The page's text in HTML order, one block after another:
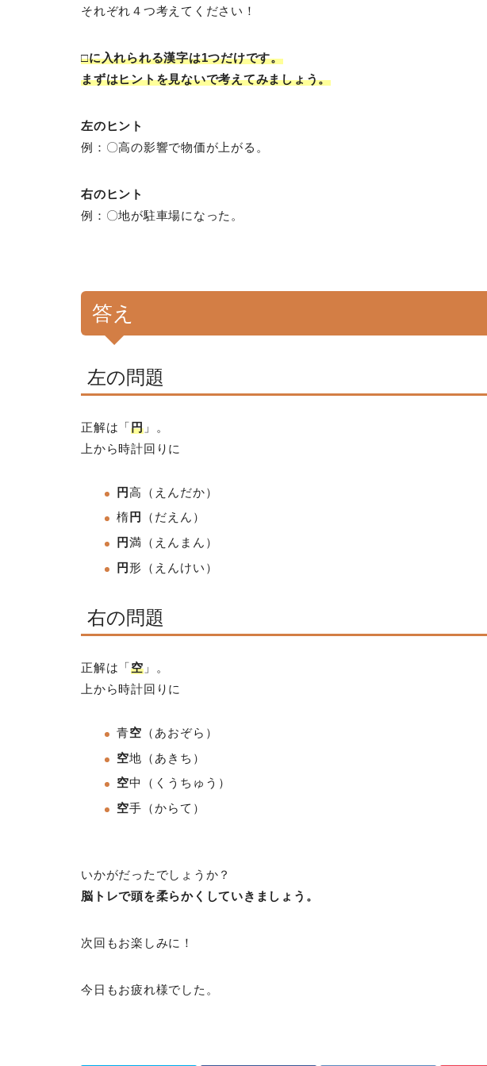
それぞれ４つ考えてください！
□に入れられる漢字は1つだけです。
まずはヒントを見ないで考えてみましょう。
左のヒント
例：〇高の影響で物価が上がる。
右のヒント
例：〇地が駐車場になった。
答え
左の問題
正解は「円」。
上から時計回りに
円高（えんだか）
楕 円
（だえん）
円満 （えんまん）
円形 （えんけい）
右の問題
正解は「空」。
上から時計回りに
青空 （あおぞら）
空地 （あきち）
空中（くうちゅう ）
空手 （からて）
いかがだったでしょうか？
脳トレで頭を柔らかくしていきましょう。
次回もお楽しみに！
今日もお疲れ様でした。